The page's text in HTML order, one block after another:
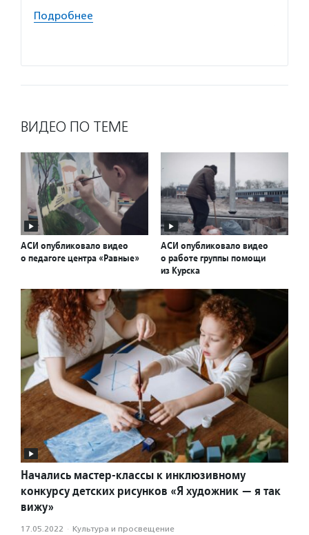
Подробнее
ВИДЕО ПО ТЕМЕ
АСИ опубликовало видео
о педагоге центра «Равные»
АСИ опубликовало видео
о работе группы помощи
из Курска
Начались мастер-классы к инклюзивному
конкурсу детских рисунков «Я художник — я так
вижу»
17.05.2022 · Культура и просвещение